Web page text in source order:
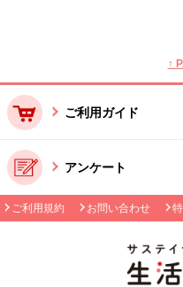
↑
ご利用ガイド
アンケート
ご利用規約 お問い合わせ